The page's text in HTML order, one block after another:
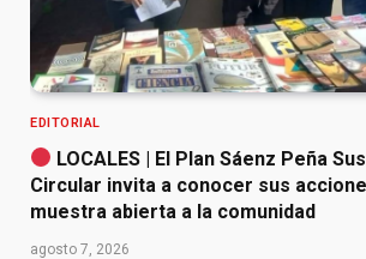
EDITORIAL
LOCALES | El Plan Sáenz Peña
Circular invita a conocer sus
muestra abierta a la comunidad
agosto 7, 2026